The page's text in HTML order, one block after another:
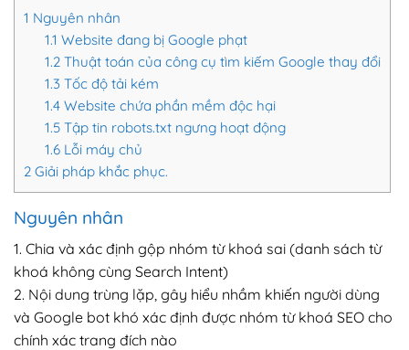
1 Nguyên nhân
1.1 Website đang bị Google phạt
1.2Thuật toán của công cụ tìm kiếm Google thay đổi
1.3 Tốc độ tải kém
1.4Website chứa phần mềm độc hại
1.5Tập tin robots.txt ngưng hoạt động
1.6Lỗi máy chủ
2 Giải pháp khắc phục.
Nguyên nhân
1. Chia và xác định gộp nhóm từ khoá sai (danh sách từ
khoá không cùng Search Intent)
2. Nội dung trùng lặp, gây hiểu nhầm khiến người dùng
và Google bot khó xác định được nhóm từ khoá SEO cho
chính xác trang đích nào